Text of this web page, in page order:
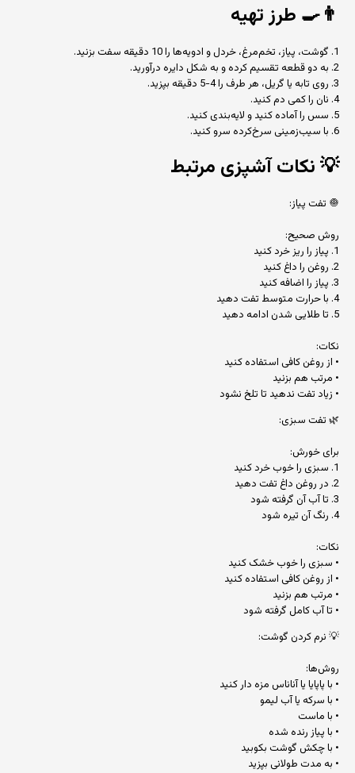
👨‍🍳 طرز تهیه
1. گوشت، پیاز، تخم‌مرغ، خردل و ادویه‌ها را 10 دقیقه سفت بزنید.
2. به دو قطعه تقسیم کرده و به شکل دایره درآورید.
3. روی تابه یا گریل، هر طرف را 4-5 دقیقه بپزید.
4. نان را کمی دم کنید.
5. سس را آماده کنید و لایه‌بندی کنید.
6. با سیب‌زمینی سرخ‌کرده سرو کنید.
💡نکات آشپزی مرتبط
🧅 تفت پیاز:
روش صحیح:
1. پیاز را ریز خرد کنید
2. روغن را داغ کنید
3. پیاز را اضافه کنید
4. با حرارت متوسط تفت دهید
5. تا طلایی شدن ادامه دهید
نکات:
• از روغن کافی استفاده کنید
• مرتب هم بزنید
• زیاد تفت ندهید تا تلخ نشود
🌿 تفت سبزی:
برای خورش:
1. سبزی را خوب خرد کنید
2. در روغن داغ تفت دهید
3. تا آب آن گرفته شود
4. رنگ آن تیره شود
نکات:
• سبزی را خوب خشک کنید
• از روغن کافی استفاده کنید
• مرتب هم بزنید
• تا آب کامل گرفته شود
💡 نرم کردن گوشت:
روش‌ها:
• با پاپایا یا آناناس مزه دار کنید
• با سرکه یا آب لیمو
• با ماست
• با پیاز رنده شده
• با چکش گوشت بکوبید
• به مدت طولانی بپزید